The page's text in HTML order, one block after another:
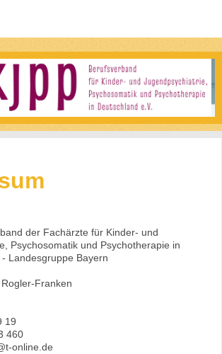
der Fachärzte für Kinder- und
Psychosomatik und Psychotherapie in
Landesgruppe Bayern
Franken
19
460
online.de